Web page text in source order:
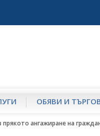
ОБЯВИ И
ангажиране на